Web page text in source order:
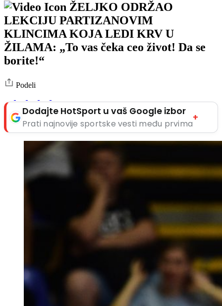
ŽELJKO ODRŽAO
LEKCIJU PARTIZANOVIM
KLINCIMA KOJA LEDI KRV U
ŽILAMA: „To vas čeka ceo život! Da se
borite!“
Podeli
Dodajte HotSport u vaš Google izbor
Prati najnovije sportske vesti među prvima
+